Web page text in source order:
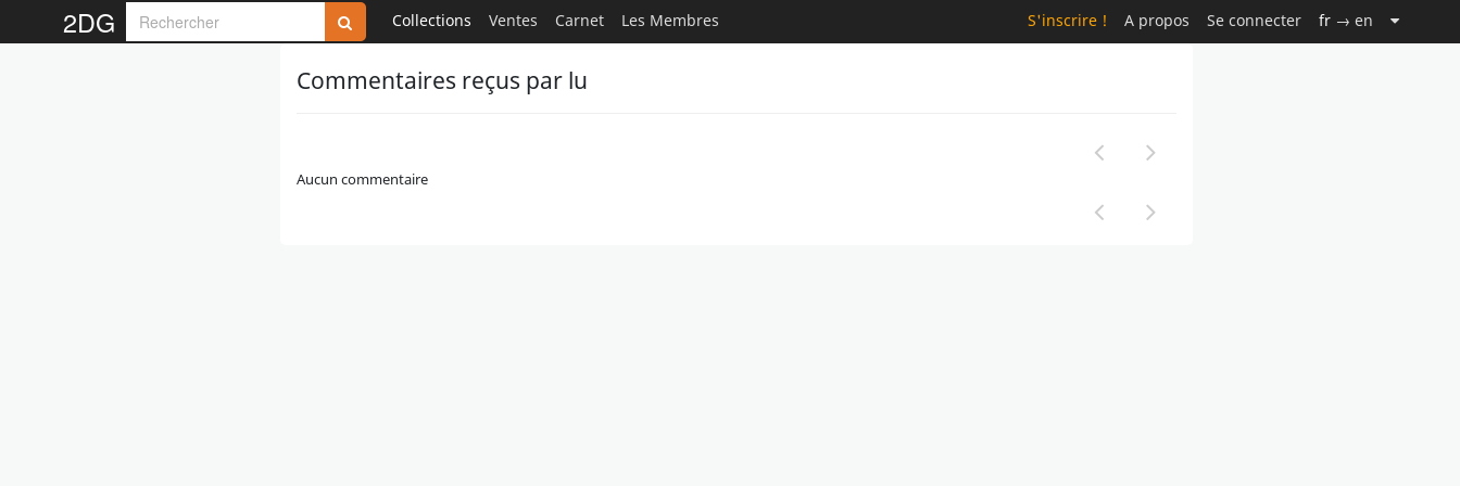
2DG Collections Ventes Carnet Les Membres S'inscrire ! A propos Se connecter fr → en
Commentaires reçus par lu
Aucun commentaire